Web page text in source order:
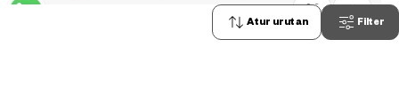
Atur urutan Filter
0